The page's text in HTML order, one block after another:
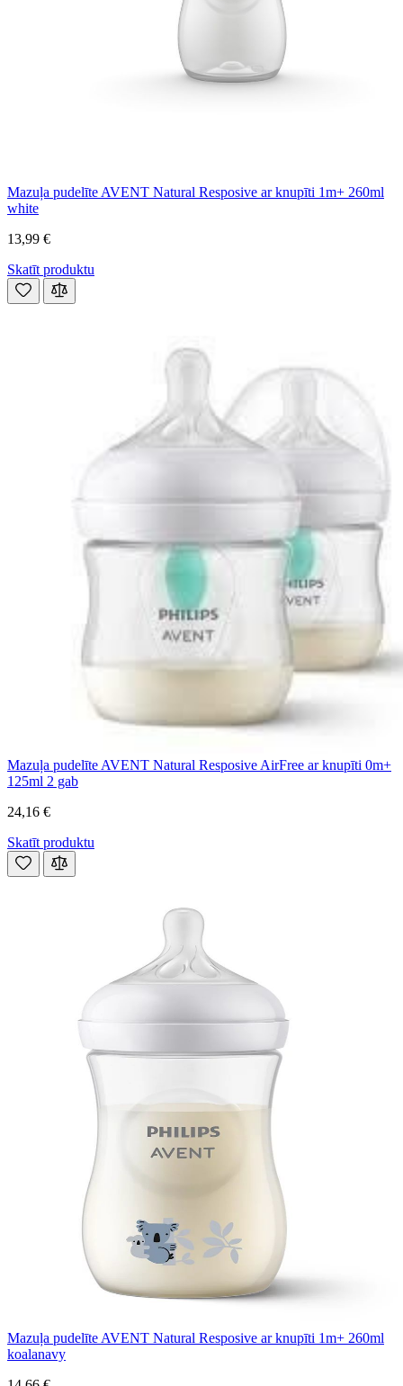
Mazuļa pudelīte AVENT Natural Resposive ar knupīti 1m+ 260ml
white
13,99 €
Skatīt produktu
Mazuļa pudelīte AVENT Natural Resposive AirFree ar knupīti 0m+
125ml 2 gab
24,16 €
Skatīt produktu
Mazuļa pudelīte AVENT Natural Resposive ar knupīti 1m+ 260ml
koalanavy